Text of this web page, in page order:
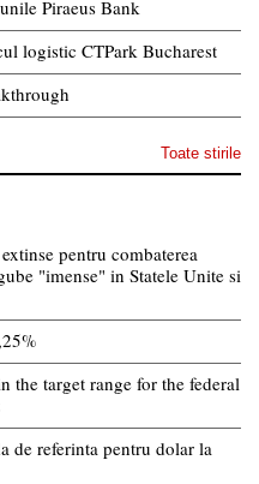
Piraeus Bank
logistic CTPark Bucharest
Toate stirile
pentru combaterea
"imense" in Statele Unite si
the target range for the federal
de referinta pentru dolar la